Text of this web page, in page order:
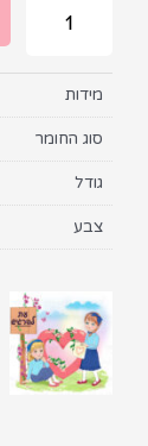
מידות
סוג החומר
גודל
צבע